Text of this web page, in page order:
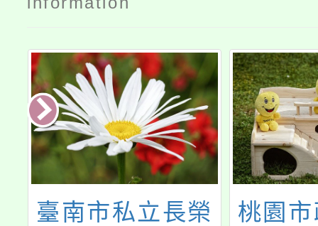
臺南市私立長榮
桃園